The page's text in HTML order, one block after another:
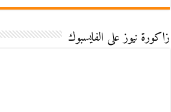
زاكورة نيوز على الفايسبوك